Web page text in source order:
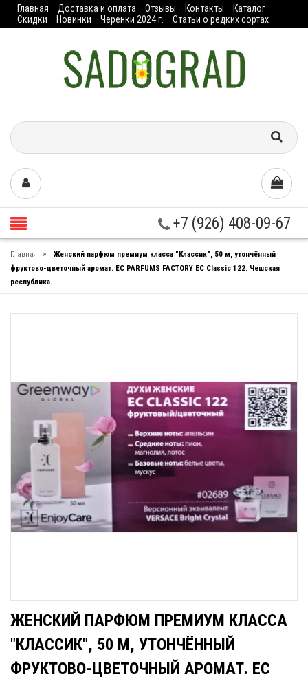
Главная Доставка и оплата Отзывы Контакты
Каталог
Скидки
Новинки Черенки 2024 г. Статьи о редких сортах
+7 (926) 408-09-67
Главная »
Женский парфюм премиум класса "Классик", 50 м, утончённый
фруктово-цветочный аромат. EC PARFUMS FACTORY EC Classic 122. Чешская
республика.
ЖЕНСКИЙ ПАРФЮМ ПРЕМИУМ КЛАССА
"КЛАССИК", 50 М, УТОНЧЁННЫЙ
ФРУКТОВО-ЦВЕТОЧНЫЙ АРОМАТ. EC